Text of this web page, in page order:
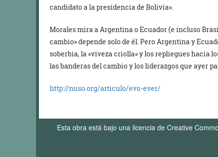
candidato a la presidencia de Bolivia».
Morales mira a Argentina o Ecuador (e incluso
cambio» depende solo de él. Pero Argentina y
soberbia, la «viveza criolla» y los repliegues hacia
las banderas del cambio y los liderazgos que ayer
http://nuso.org/articulo/evo-ever/
Esta obra está bajo una licencia de Creative